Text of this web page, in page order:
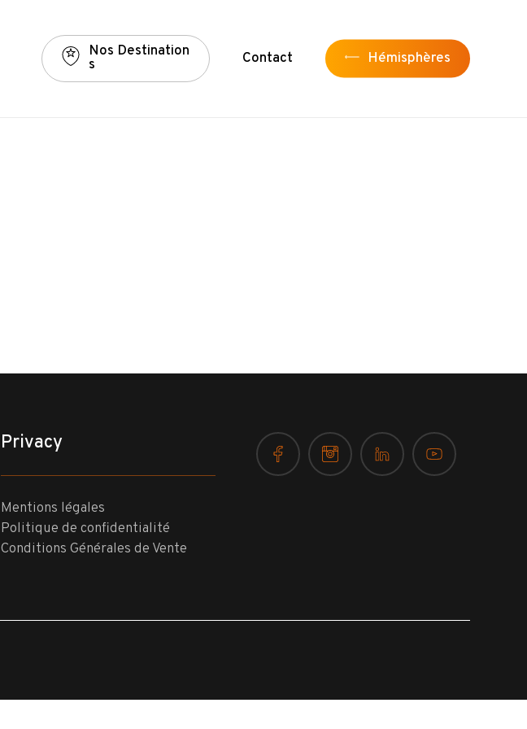
Nos Destination
s Contact Hémisphères
Privacy
Mentions légales
Politique de confidentialité
Conditions Générales de Vente